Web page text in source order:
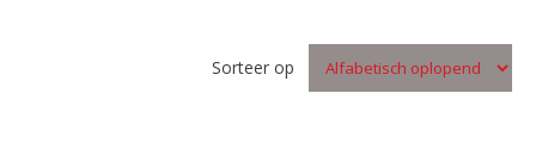
Sorteer op